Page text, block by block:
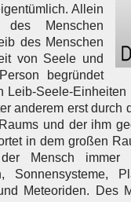
Allein
des Menschen
des Menschen
von Seele und
begründet
Leib-Seele-Einheiten
anderem erst durch
und der ihm
in dem großen
Mensch immer
Sonnensysteme,
Meteoriden. Des